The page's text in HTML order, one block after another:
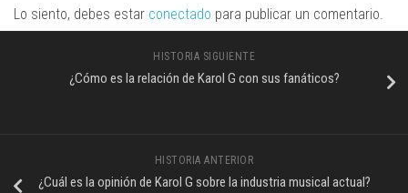
Lo siento, debes estar conectado para publicar un comentario.
HISTORIA SIGUIENTE
¿Cómo es la relación de Karol G con sus fanáticos?
HISTORIA ANTERIOR
¿Cuál es la opinión de Karol G sobre la industria musical actual?